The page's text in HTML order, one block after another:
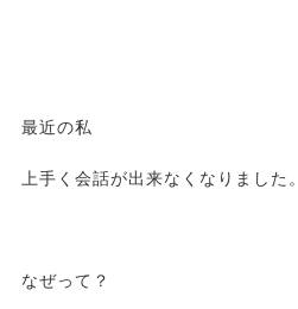
最近の私
上手く会話が出来なくなりました。
なぜって？